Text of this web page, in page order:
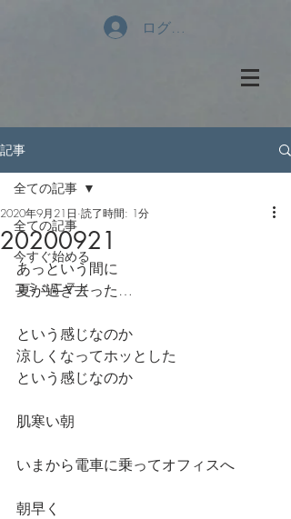
ログイン
記事
全ての記事
今すぐ始める
コミュニティ
全ての記事
20200921
2020年9月21日 読了時間: 1分
あっという間に
夏が過ぎ去った…
という感じなのか
涼しくなってホッとした
という感じなのか
肌寒い朝
いまから電車に乗ってオフィスへ
朝早く